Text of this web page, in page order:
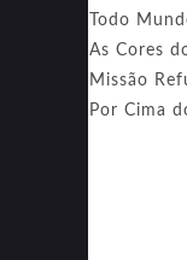
Todo
As Cores
Missão
Por Cima